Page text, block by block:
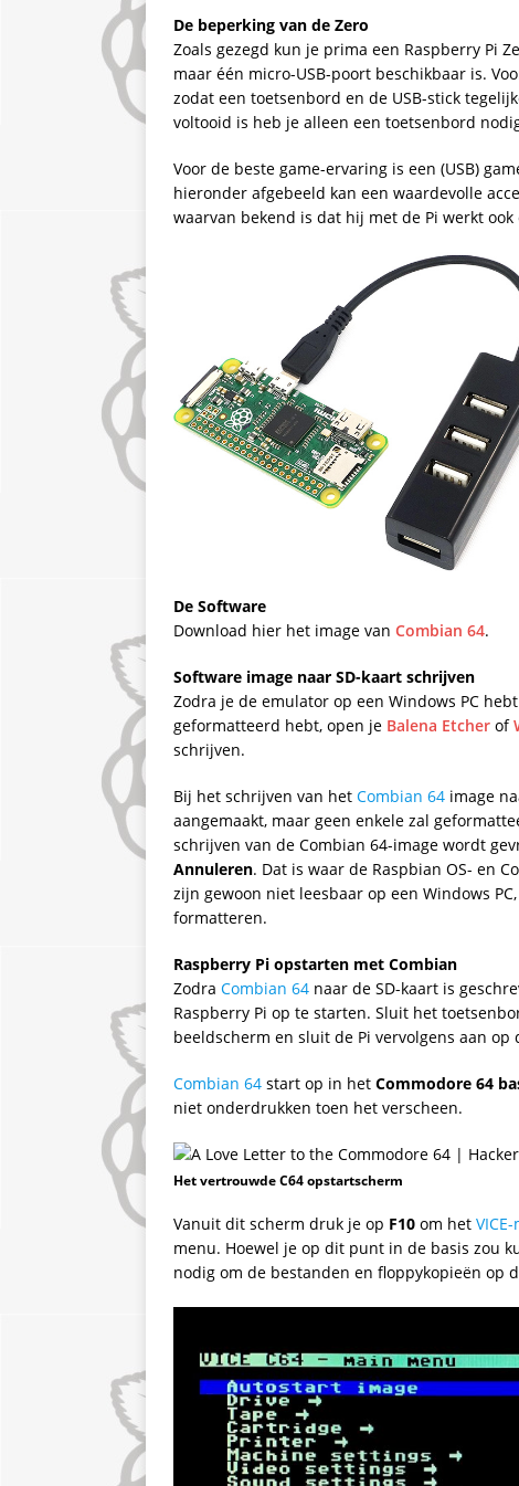
De beperking van de Zero
Zoals gezegd kun je prima een Raspberry Pi
maar één micro-USB-poort beschikbaar is.
zodat een toetsenbord en de USB-stick
voltooid is heb je alleen een toetsenbord
Voor de beste game-ervaring is een (USB)
hieronder afgebeeld kan een waardevolle
waarvan bekend is dat hij met de Pi werkt ook
De Software
Download hier het image van Combian 64.
Software image naar SD-kaart schrijven
Zodra je de emulator op een Windows PC
geformatteerd hebt, open je Balena Etcher of
schrijven.
Bij het schrijven van het Combian 64 image
aangemaakt, maar geen enkele zal
schrijven van de Combian 64-image wordt
Annuleren. Dat is waar de Raspbian OS- en
zijn gewoon niet leesbaar op een Windows
formatteren.
Raspberry Pi opstarten met Combian
Zodra Combian 64 naar de SD-kaart is
Raspberry Pi op te starten. Sluit het
beeldscherm en sluit de Pi vervolgens aan op
Combian 64 start op in het Commodore 64
niet onderdrukken toen het verscheen.
Het vertrouwde C64 opstartscherm
Vanuit dit scherm druk je op F10 om het
menu. Hoewel je op dit punt in de basis zou
nodig om de bestanden en floppykopieën op